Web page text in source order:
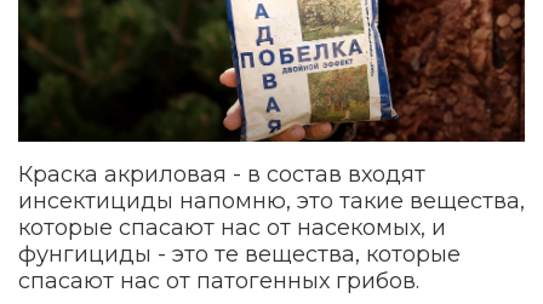
Краска акриловая - в состав входят
инсектициды напомню, это такие вещества,
которые спасают нас от насекомых, и
фунгициды - это те вещества, которые
спасают нас от патогенных грибов.